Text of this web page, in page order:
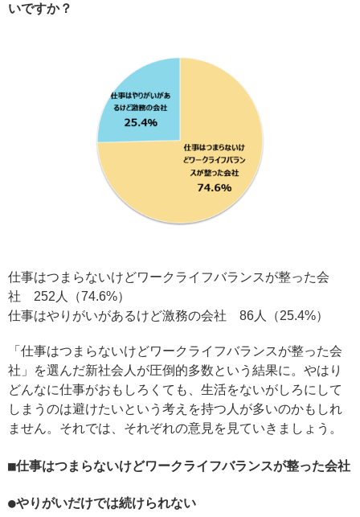
いですか？
仕事はつまらないけどワークライフバランスが整った会
社 252人（74.6%）
仕事はやりがいがあるけど激務の会社 86人（25.4%）
「仕事はつまらないけどワークライフバランスが整った会
社」を選んだ新社会人が圧倒的多数という結果に。やはり
どんなに仕事がおもしろくても、生活をないがしろにして
しまうのは避けたいという考えを持つ人が多いのかもしれ
ません。それでは、それぞれの意見を見ていきましょう。
■仕事はつまらないけどワークライフバランスが整った会社
●やりがいだけでは続けられない